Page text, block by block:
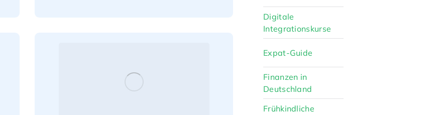
Digitale
Integrationskurse
Expat-Guide
Finanzen in
Deutschland
Frühkindliche